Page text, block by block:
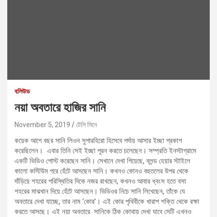
বলিউড
নয়া অবতারে হাজির সানি
November 5, 2019 টেলি সিনে
কয়েক আগে বছর সানি লিওন সুপারহিরো হিসেবে পর্দায় আসার ইচ্ছা প্রকাশ
করেছিলেন। এবার তিনি সেই ইচ্ছা পূরন করতে চলেছেন। সম্প্রতি ইনস্টাগ্রামে
একটি ভিডিও পোস্ট করেছেন সানি। সেখানে দেখা গিয়েছে, ব্লন্ড হেয়ার স্টাইলে
কালো কস্টিউম পরে হেঁটে আসছেন সানি। কখনও কোনও বহুতলের উপর থেকে
দাঁড়িয়ে শহরের পরিস্থিতির দিকে নজর রাখছেন, কখনও আবার ধ্বংস হতে বসা
শহরের মাঝখান দিয়ে হেঁটে আসছেন। ভিডিওর নিচে সানি লিখেছেন, তাঁকে যে
অবতারে দেখা যাচ্ছে, তার নাম ‘কোর’। এই কোর পৃথিবীকে খারাপ শক্তি থেকে রক্ষা
করতে আসছে। এই নয়া অবতারে সানিকে ঠিক কোথায় দেখা যাবে সেটি এখনও